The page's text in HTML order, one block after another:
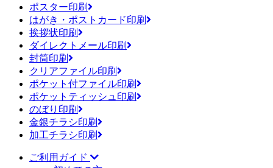
ポスター印刷
はがき・ポストカード印刷
挨拶状印刷
ダイレクトメール印刷
封筒印刷
クリアファイル印刷
ポケット付ファイル印刷
ポケットティッシュ印刷
のぼり印刷
金銀チラシ印刷
加工チラシ印刷
ご利用ガイド